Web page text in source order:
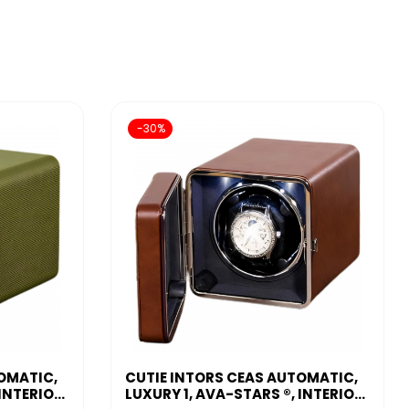
multiple îți permit să-ți organizezi eficient toate
care ai nevoie.
-30%
CUTIE INTORS CEAS AUTOMATIC,
LUXURY 1, AVA-STARS ®, INTERIOR